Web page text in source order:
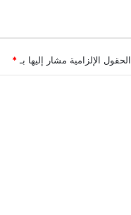
الحقول الإلزامية مشار إليها بـ *